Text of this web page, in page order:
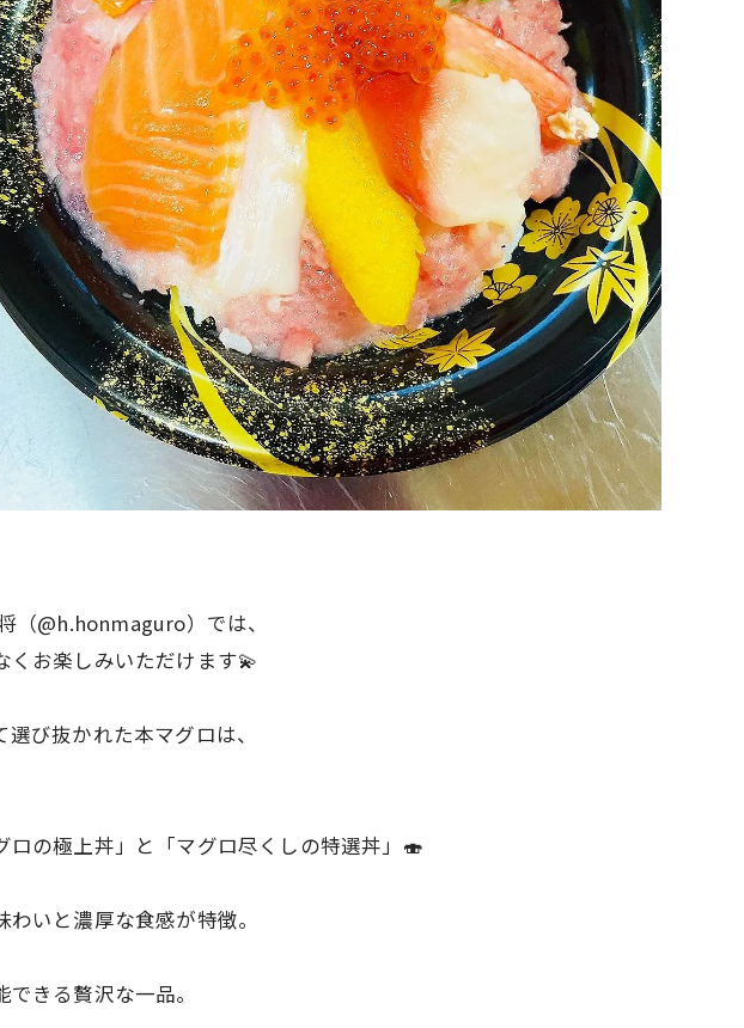
（@h.honmaguro）では、
お楽しみいただけます💫
び抜かれた本マグロは、
の極上丼」と「マグロ尽くしの特選丼」🍣
いと濃厚な食感が特徴。
きる贅沢な一品。